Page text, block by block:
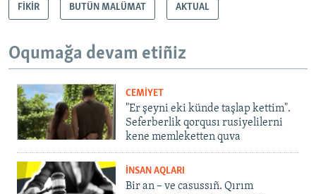
FİKİR BUTÜN MALÜMAT AKTUAL
Oqumağa devam etiñiz
CEMİYET
"Er şeyni eki künde taşlap kettim".
Seferberlik qorqusı rusiyelilerni
kene memleketten quva
İNSAN AQLARI
Bir an – ve casussıñ. Qırım